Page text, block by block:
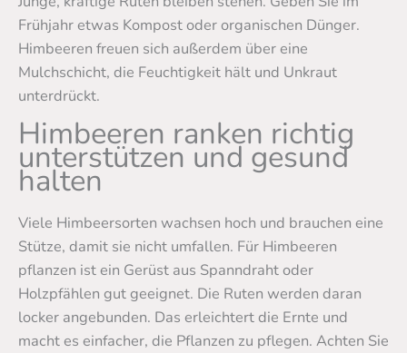
Frühjahr etwas Kompost oder organischen Dünger.
Himbeeren freuen sich außerdem über eine
Mulchschicht, die Feuchtigkeit hält und Unkraut
unterdrückt.
Himbeeren ranken richtig
unterstützen und gesund
halten
Viele Himbeersorten wachsen hoch und brauchen eine
Stütze, damit sie nicht umfallen. Für Himbeeren
pflanzen ist ein Gerüst aus Spanndraht oder
Holzpfählen gut geeignet. Die Ruten werden daran
locker angebunden. Das erleichtert die Ernte und
macht es einfacher, die Pflanzen zu pflegen. Achten Sie